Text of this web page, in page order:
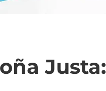
Justa: